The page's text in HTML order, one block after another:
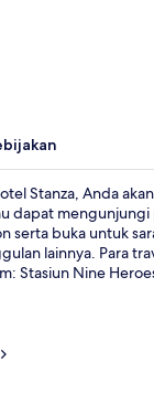
Stanza, Anda
dapat
serta buka untuk
lainnya. Para
Stasiun Nine